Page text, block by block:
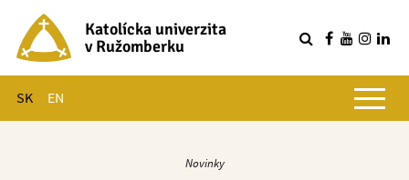
Katolícka univerzita
v Ružomberku
SK EN
Hlavné menu
Novinky